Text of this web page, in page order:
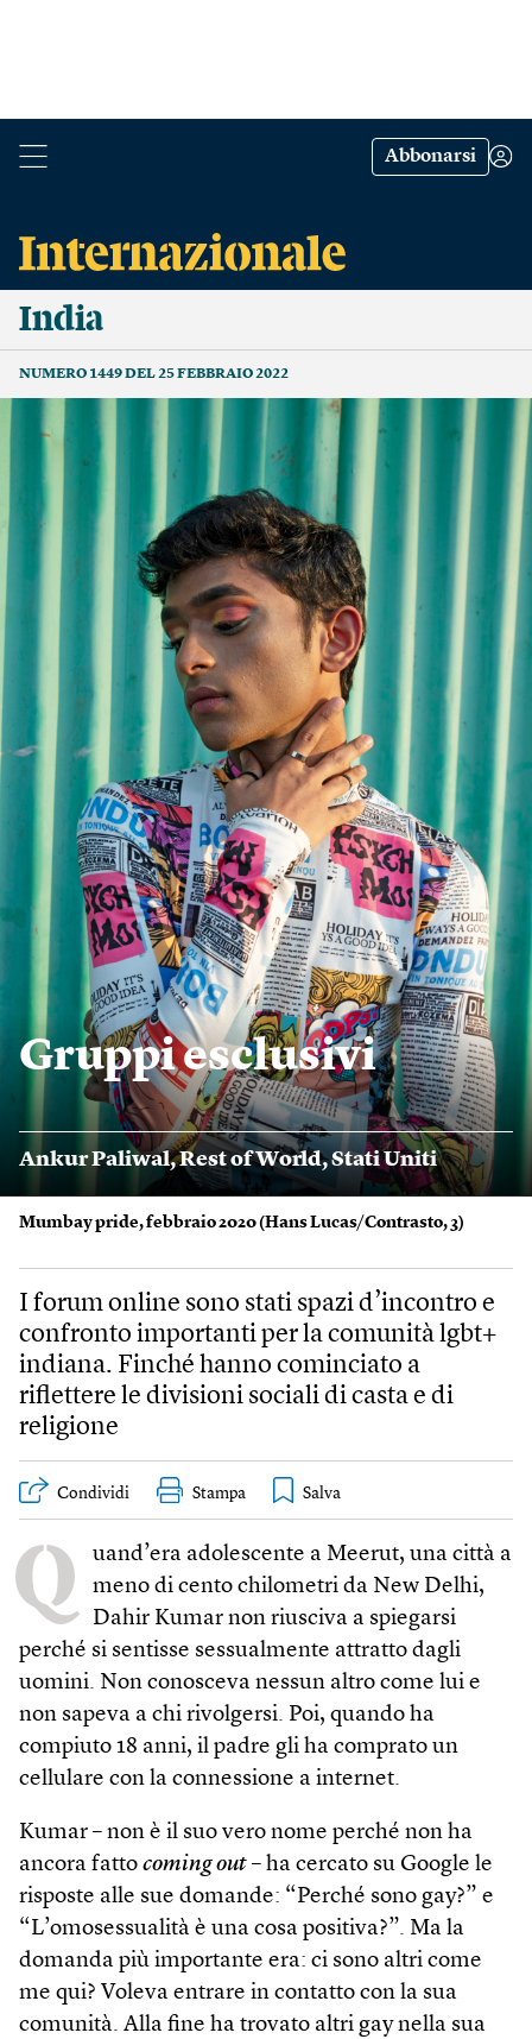
Abbonarsi
India
NUMERO 1449 DEL 25 FEBBRAIO 2022
Mumbay pride, febbraio 2020 (Hans Lucas/Contrasto, 3)
Gruppi esclusivi
Ankur Paliwal,Rest of World,Stati Uniti
I forum online sono stati spazi d’incontro e
confronto importanti per la comunità lgbt+
indiana. Finché hanno cominciato a
riflettere le divisioni sociali di casta e di
religione
Condividi Stampa
Q uand’era adolescente a Meerut, una città a
meno di cento chilometri da New Delhi,
Dahir Kumar non riusciva a spiegarsi
perché si sentisse sessualmente attratto dagli
uomini. Non conosceva nessun altro come lui e
non sapeva a chi rivolgersi. Poi, quando ha
compiuto 18 anni, il padre gli ha comprato un
cellulare con la connessione a internet.
Kumar – non è il suo vero nome perché non ha
ancora fatto coming out – ha cercato su Google le
risposte alle sue domande: “Perché sono gay?” e
“L’omosessualità è una cosa positiva?”. Ma la
domanda più importante era: ci sono altri come
me qui? Voleva entrare in contatto con la sua
comunità. Alla fine ha trovato altri gay nella sua